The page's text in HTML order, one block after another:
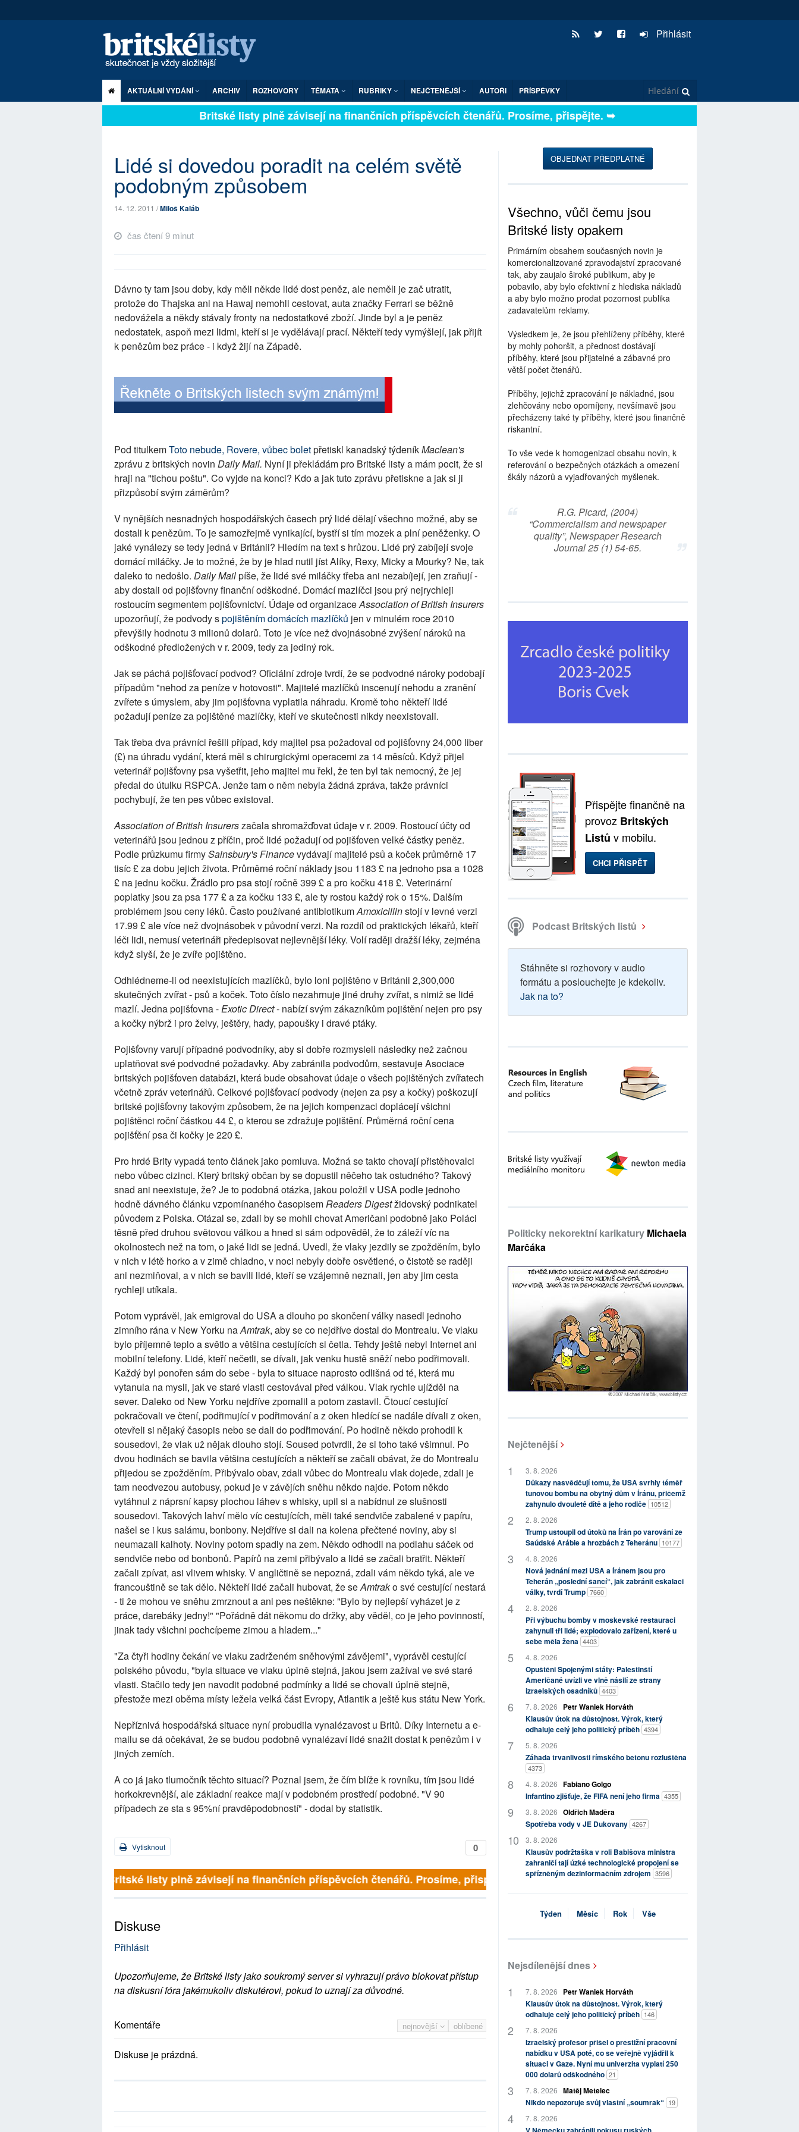
Přihlásit
AKTUÁLNÍ VYDÁNÍ ARCHIV ROZHOVORY TÉMATA RUBRIKY NEJČTENĚJŠÍ AUTOŘI PŘÍSPĚVKY
Britské listy plně závisejí na finančních příspěvcích čtenářů. Prosíme, přispějte. ➥
Lidé si dovedou poradit na celém světě
podobným způsobem
14. 12. 2011 /Miloš Kaláb
čas čtení 9 minut
Dávno ty tam jsou doby, kdy měli někde lidé dost peněz, ale neměli je zač utratit,
protože do Thajska ani na Hawaj nemohli cestovat, auta značky Ferrari se běžně
nedovážela a někdy stávaly fronty na nedostatkové zboží. Jinde byl a je peněz
nedostatek, aspoň mezi lidmi, kteří si je vydělávají prací. Někteří tedy vymýšlejí, jak přijít
k penězům bez práce - i když žijí na Západě.
Pod titulkemToto nebude, Rovere, vůbec boletpřetiskl kanadský týdeníkMaclean's
zprávu z britských novin Daily Mail. Nyní ji překládám pro Britské listy a mám pocit, že si
hraji na "tichou poštu". Co vyjde na konci? Kdo a jak tuto zprávu přetiskne a jak si ji
přizpůsobí svým záměrům?
V nynějších nesnadných hospodářských časech prý lidé dělají všechno možné, aby se
dostali k penězům. To je samozřejmě vynikající, bystří si tím mozek a plní peněženky. O
jaké vynálezy se tedy jedná v Británii? Hledím na text s hrůzou. Lidé prý zabíjejí svoje
domácí miláčky. Je to možné, že by je hlad nutil jíst Alíky, Rexy, Micky a Mourky? Ne, tak
daleko to nedošlo. Daily Mailpíše, že lidé své miláčky třeba ani nezabíjejí, jen zraňují -
aby dostali od pojišťovny finanční odškodné. Domácí mazlíčci jsou prý nejrychleji
rostoucím segmentem pojišťovnictví. Údaje od organizaceAssociation of British Insurers
upozorňují, že podvody spojištěním domácích mazlíčků jen v minulém roce 2010
převýšily hodnotu 3 milionů dolarů. Toto je více než dvojnásobné zvýšení nároků na
odškodné předložených v r. 2009, tedy za jediný rok.
Jak se páchá pojišťovací podvod? Oficiální zdroje tvrdí, že se podvodné nároky podobají
případům "nehod za peníze v hotovosti". Majitelé mazlíčků inscenují nehodu a zranění
zvířete s úmyslem, aby jim pojišťovna vyplatila náhradu. Kromě toho někteří lidé
požadují peníze za pojištěné mazlíčky, kteří ve skutečnosti nikdy neexistovali.
Tak třeba dva právníci řešili případ, kdy majitel psa požadoval od pojišťovny 24,000 liber
(£) na úhradu vydání, která měl s chirurgickými operacemi za 14 měsíců. Když přijel
veterinář pojišťovny psa vyšetřit, jeho majitel mu řekl, že ten byl tak nemocný, že jej
předal do útulku RSPCA. Jenže tam o něm nebyla žádná zpráva, takže právníci
pochybují, že ten pes vůbec existoval.
Association of British Insurerszačala shromažďovat údaje v r. 2009. Rostoucí účty od
veterinářů jsou jednou z příčin, proč lidé požadují od pojišťoven velké částky peněz.
Podle průzkumu firmySainsbury's Financevydávají majitelé psů a koček průměrně 17
tisíc £ za dobu jejich života. Průměrné roční náklady jsou 1183 £ na jednoho psa a 1028
£ na jednu kočku. Žrádlo pro psa stojí ročně 399 £ a pro kočku 418 £. Veterinární
poplatky jsou za psa 177 £ a za kočku 133 £, ale ty rostou každý rok o 15%. Dalším
problémem jsou ceny léků. Často používané antibiotikumAmoxicillinstojí v levné verzi
17.99 £ ale více než dvojnásobek v původní verzi. Na rozdíl od praktických lékařů, kteří
léči lidi, nemusí veterináři předepisovat nejlevnější léky. Volí raději dražší léky, zejména
když slyší, že je zvíře pojištěno.
Odhlédneme-li od neexistujících mazlíčků, bylo loni pojištěno v Británii 2,300,000
skutečných zvířat - psů a koček. Toto číslo nezahrnuje jiné druhy zvířat, s nimiž se lidé
mazlí. Jedna pojišťovna -Exotic Direct- nabízí svým zákazníkům pojištění nejen pro psy
a kočky nýbrž i pro želvy, ještěry, hady, papoušky i dravé ptáky.
Pojišťovny varují případné podvodníky, aby si dobře rozmysleli následky než začnou
uplatňovat své podvodné požadavky. Aby zabránila podvodům, sestavuje Asociace
britských pojišťoven databázi, která bude obsahovat údaje o všech pojištěných zvířatech
včetně zpráv veterinářů. Celkové pojišťovací podvody (nejen za psy a kočky) poškozují
britské pojišťovny takovým způsobem, že na jejich kompenzaci doplácejí všichni
pojištěnci roční částkou 44 £, o kterou se zdražuje pojištění. Průměrná roční cena
pojišťění psa či kočky je 220 £.
Pro hrdé Brity vypadá tento článek jako pomluva. Možná se takto chovají přistěhovalci
nebo vůbec cizinci. Který britský občan by se dopustil něčeho tak ostudného? Takový
snad ani neexistuje, že? Je to podobná otázka, jakou položil v USA podle jednoho
hodně dávného článku vzpomínaného časopisemReaders Digestžidovský podnikatel
původem z Polska. Otázal se, zdali by se mohli chovat Američani podobně jako Poláci
těsně před druhou světovou válkou a hned si sám odpověděl, že to záleží víc na
okolnostech než na tom, o jaké lidi se jedná. Uvedl, že vlaky jezdily se zpožděním, bylo
v nich v létě horko a v zimě chladno, v noci nebyly dobře osvětlené, o čistotě se raději
ani nezmiňoval, a v nich se bavili lidé, kteří se vzájemně neznali, jen aby jim cesta
rychleji utíkala.
Potom vyprávěl, jak emigroval do USA a dlouho po skončení války nasedl jednoho
zimního rána v New Yorku naAmtrak, aby se co nejdříve dostal do Montrealu. Ve vlaku
bylo příjemně teplo a světlo a většina cestujících si četla. Tehdy ještě nebyl Internet ani
mobilní telefony. Lidé, kteří nečetli, se dívali, jak venku hustě sněží nebo podřimovali.
Každý byl ponořen sám do sebe - byla to situace naprosto odlišná od té, která mu
vytanula na mysli, jak ve staré vlasti cestovával před válkou. Vlak rychle ujížděl na
sever. Daleko od New Yorku nejdříve zpomalil a potom zastavil. Čtoucí cestující
pokračovali ve čtení, podřimující v podřimování a z oken hledící se nadále dívali z oken,
otevřeli si nějaký časopis nebo se dali do podřimování. Po hodině někdo prohodil k
sousedovi, že vlak už nějak dlouho stojí. Soused potvrdil, že si toho také všimnul. Po
dvou hodinách se bavila většina cestujících a někteří se začali obávat, že do Montrealu
přijedou se zpožděním. Přibývalo obav, zdali vůbec do Montrealu vlak dojede, zdali je
tam neodvezou autobusy, pokud je v závějích sněhu někdo najde. Potom někdo
vytáhnul z náprsní kapsy plochou láhev s whisky, upil si a nabídnul ze slušnosti
sousedovi. Takových lahví mělo víc cestujících, měli také sendviče zabalené v papíru,
našel se i kus salámu, bonbony. Nejdříve si dali na kolena přečtené noviny, aby si
neumazali kalhoty. Noviny potom spadly na zem. Někdo odhodil na podlahu sáček od
sendviče nebo od bonbonů. Papírů na zemi přibývalo a lidé se začali bratřit. Někteří
začali zpívat, asi vlivem whisky. V angličtině se nepozná, zdali vám někdo tyká, ale ve
francouštině se tak dělo. Někteří lidé začali hubovat, že seAmtrako své cestující nestará
- ti že mohou ve sněhu zmrznout a ani pes neštěkne: "Bylo by nejlepší vyházet je z
práce, darebáky jedny!" "Pořádně dát někomu do držky, aby věděl, co je jeho povinností,
jinak tady všichni pochcípeme zimou a hladem..."
"Za čtyři hodiny čekání ve vlaku zadrženém sněhovými závějemi", vyprávěl cestující
polského původu, "byla situace ve vlaku úplně stejná, jakou jsem zažíval ve své staré
vlasti. Stačilo tedy jen navodit podobné podmínky a lidé se chovali úplně stejně,
přestože mezi oběma místy ležela velká část Evropy, Atlantik a ještě kus státu New York.
Nepříznivá hospodářská situace nyní probudila vynalézavost u Britů. Díky Internetu a e-
mailu se dá očekávat, že se budou podobně vynalézaví lidé snažit dostat k penězům i v
jiných zemích.
A co já jako tlumočník těchto situací? Poznal jsem, že čím blíže k rovníku, tím jsou lidé
horkokrevnější, ale základní reakce mají v podobném prostředí podobné. "V 90
případech ze sta s 95%ní pravděpodobností" - dodal by statistik.
0
Vytisknout
Britské listy plně závisejí na finančních příspěvcích čtenářů. Prosíme, přispějte. ➥
Diskuse
Přihlásit
Upozorňujeme, že Britské listy jako soukromý server si vyhrazují právo blokovat přístup
na diskusní fóra jakémukoliv diskutérovi, pokud to uznají za důvodné.
nejnovější oblíbené
Komentáře
Diskuse je prázdná.
OBJEDNAT PŘEDPLATNÉ
Všechno, vůči čemu jsou
Britské listy opakem
Primárním obsahem současných novin je
komercionalizované zpravodajství zpracované
tak, aby zaujalo široké publikum, aby je
pobavilo, aby bylo efektivní z hlediska nákladů
a aby bylo možno prodat pozornost publika
zadavatelům reklamy.
Výsledkem je, že jsou přehlíženy příběhy, které
by mohly pohoršit, a přednost dostávají
příběhy, které jsou přijatelné a zábavné pro
větší počet čtenářů.
Příběhy, jejichž zpracování je nákladné, jsou
zlehčovány nebo opomíjeny, nevšímavě jsou
přecházeny také ty příběhy, které jsou finančně
riskantní.
To vše vede k homogenizaci obsahu novin, k
referování o bezpečných otázkách a omezení
škály názorů a vyjadřovaných myšlenek.
R.G. Picard, (2004)
“Commercialism and newspaper
quality”, Newspaper Research
Journal 25 (1) 54-65.
Přispějte finančně na
provoz Britských
Listů v mobilu.
CHCI PŘISPĚT
Podcast Britských listů
Stáhněte si rozhovory v audio
formátu a poslouchejte je kdekoliv.
Jak na to?
Politicky nekorektní karikatury Michaela
Marčáka
Nejčtenější
3. 8. 2026
Důkazy nasvědčují tomu, že USA svrhly téměř
tunovou bombu na obytný dům v Íránu, přičemž
zahynulo dvouleté dítě a jeho rodiče 10512
2. 8. 2026
Trump ustoupil od útoků na Írán po varování ze
Saúdské Arábie a hrozbách z Teheránu 10177
4. 8. 2026
Nová jednání mezi USA a Íránem jsou pro
Teherán „poslední šancí“, jak zabránit eskalaci
války, tvrdí Trump 7660
2. 8. 2026
Při výbuchu bomby v moskevské restauraci
zahynuli tři lidé; explodovalo zařízení, které u
sebe měla žena 4403
4. 8. 2026
Opuštěni Spojenými státy: Palestinští
Američané uvízli ve vlně násilí ze strany
izraelských osadníků 4403
7. 8. 2026
Petr Waniek Horváth
Klausův útok na důstojnost. Výrok, který
odhaluje celý jeho politický příběh 4394
5. 8. 2026
Záhada trvanlivosti římského betonu rozluštěna
4373
4. 8. 2026 Fabiano Golgo
Infantino zjišťuje, že FIFA není jeho firma 4355
3. 8. 2026 Oldřich Maděra
Spotřeba vody v JE Dukovany 4267
3. 8. 2026
Klausův podržtaška v roli Babišova ministra
zahraničí tají úzké technologické propojení se
spřízněným dezinformačním zdrojem 3596
Týden Měsíc Rok Vše
Nejsdílenější dnes
7. 8. 2026
Petr Waniek Horváth
Klausův útok na důstojnost. Výrok, který
odhaluje celý jeho politický příběh 146
7. 8. 2026
Izraelský profesor přišel o prestižní pracovní
nabídku v USA poté, co se veřejně vyjádřil k
situaci v Gaze. Nyní mu univerzita vyplatí 250
000 dolarů odškodného 21
7. 8. 2026 Matěj Metelec
Nikdo nepozoruje svůj vlastní „soumrak“ 19
7. 8. 2026